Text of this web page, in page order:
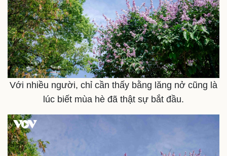
Với nhiều người, chỉ cần thấy bằng lăng nở cũng là
lúc biết mùa hè đã thật sự bắt đầu.